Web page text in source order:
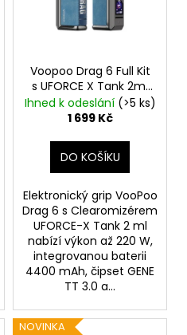
Voopoo Drag 6 Full Kit
s UFORCE X Tank 2ml
Metal Gray4400mAh
Ihned k odeslání (>5 ks)
1 699 Kč
DO KOŠÍKU
Elektronický grip VooPoo
Drag 6 s Clearomizérem
UFORCE-X Tank 2 ml
nabízí výkon až 220 W,
integrovanou baterii
4400 mAh, čipset GENE
TT 3.0 a...
NOVINKA